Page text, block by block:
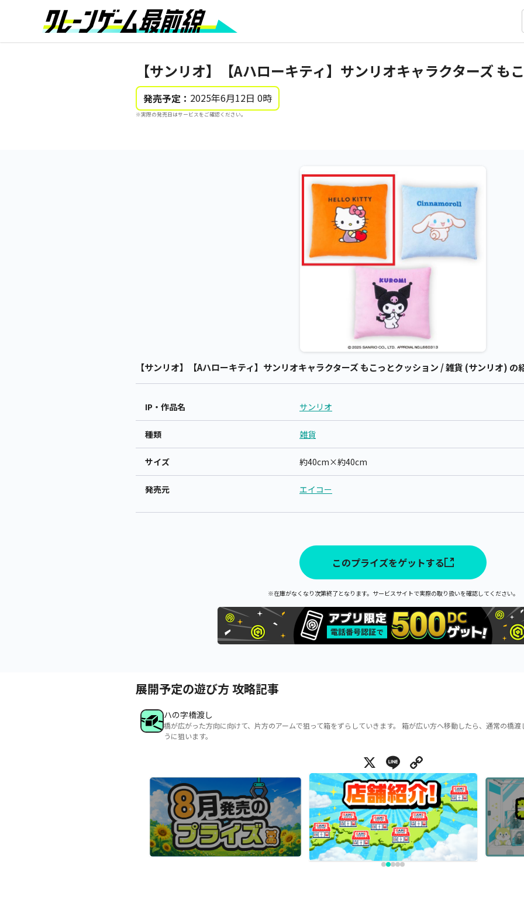
【サンリオ】【Aハローキティ】サンリオキャラクターズ も
発売予定： 2025年6月12日 0時
※実際の発売日はサービスをご確認ください。
【サンリオ】【Aハローキティ】サンリオキャラクターズ もこっとクッション / 雑貨 (サンリオ) の
IP・作品名 サンリオ
種類 雑貨
サイズ 約40cm×約40cm
発売元 エイコー
このプライズをゲットする
※在庫がなくなり次第終了となります。サービスサイトで実際の取り扱いを確認してください。
展開予定の遊び方 攻略記事
ハの字橋渡し
橋が広がった方向に向けて、片方のアームで狙って箱をずらしていきます。 箱が広い方へ移動したら、通常の橋
うに狙います。
X Line